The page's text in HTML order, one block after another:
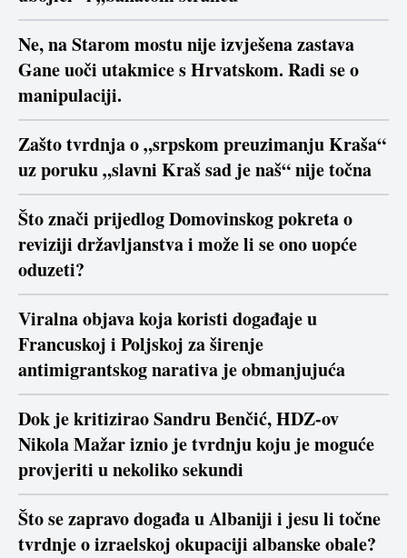
Ne, na Starom mostu nije izvješena zastava
Gane uoči utakmice s Hrvatskom. Radi se o
manipulaciji.
Zašto tvrdnja o „srpskom preuzimanju Kraša“
uz poruku „slavni Kraš sad je naš“ nije točna
Što znači prijedlog Domovinskog pokreta o
reviziji državljanstva i može li se ono uopće
oduzeti?
Viralna objava koja koristi događaje u
Francuskoj i Poljskoj za širenje
antimigrantskog narativa je obmanjujuća
Dok je kritizirao Sandru Benčić, HDZ-ov
Nikola Mažar iznio je tvrdnju koju je moguće
provjeriti u nekoliko sekundi
Što se zapravo događa u Albaniji i jesu li točne
tvrdnje o izraelskoj okupaciji albanske obale?